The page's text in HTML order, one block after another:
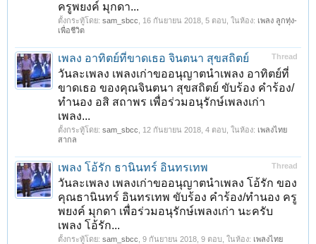
ครูพยงค์ มุกดา...
ตั้งกระทู้โดย: sam_sbcc 16 กันยายน 2018 , 5 ตอบ, ในห้อง: เพลง ลูกทุ่ง-
เพื่อชีวิต
Thread
เพลง อาทิตย์ที่ขาดเธอ จินตนา สุขสถิตย์
วันละเพลง เพลงเก่าขออนุญาตนำเพลง อาทิตย์ที่
ขาดเธอ ของคุณจินตนา สุขสถิตย์ ขับร้อง คำร้อง/
ทำนอง อสิ สถาพร เพื่อร่วมอนุรักษ์เพลงเก่า
เพลง...
ตั้งกระทู้โดย: sam_sbcc 12 กันยายน 2018 , 4 ตอบ, ในห้อง: เพลงไทย
สากล
Thread
เพลง โอ้รัก ธานินทร์ อินทรเทพ
วันละเพลง เพลงเก่าขออนุญาตนำเพลง โอ้รัก ของ
คุณธานินทร์ อินทรเทพ ขับร้อง คำร้อง/ทำนอง ครู
พยงค์ มุกดา เพื่อร่วมอนุรักษ์เพลงเก่า นะครับ
เพลง โอ้รัก...
ตั้งกระทู้โดย: sam_sbcc 9 กันยายน 2018 , 9 ตอบ, ในห้อง: เพลงไทย